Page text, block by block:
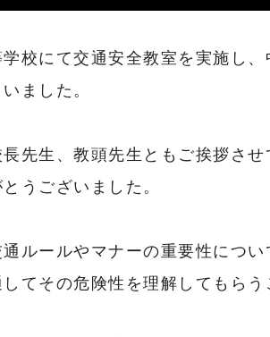
校にて交通安全教室を実施し
ました。
先生、教頭先生ともご挨拶さ
うございました。
ルールやマナーの重要性につ
てその危険性を理解してもらう